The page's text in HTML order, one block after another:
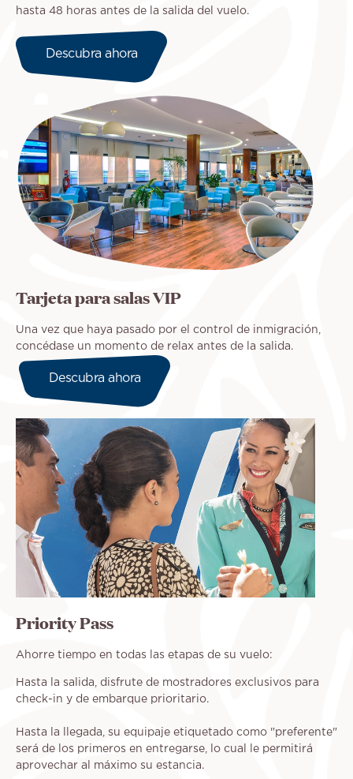
hasta 48 horas antes de la salida del vuelo.
Descubra ahora
Tarjeta para salas VIP
Una vez que haya pasado por el control de inmigración,
concédase un momento de relax antes de la salida.
Descubra ahora
Priority Pass
Ahorre tiempo en todas las etapas de su vuelo:
Hasta la salida, disfrute de mostradores exclusivos para
check-in y de embarque prioritario.
Hasta la llegada, su equipaje etiquetado como "preferente"
será de los primeros en entregarse, lo cual le permitirá
aprovechar al máximo su estancia.